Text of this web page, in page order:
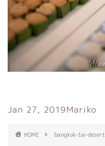
Jan 27, 2019Mariko
HOME bangkok-tai-desert_